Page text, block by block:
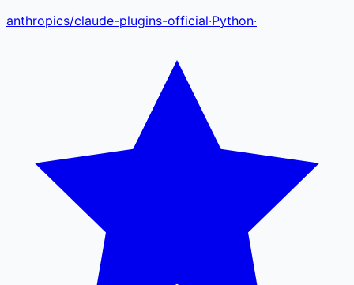
anthropics/claude-plugins-official·Python·